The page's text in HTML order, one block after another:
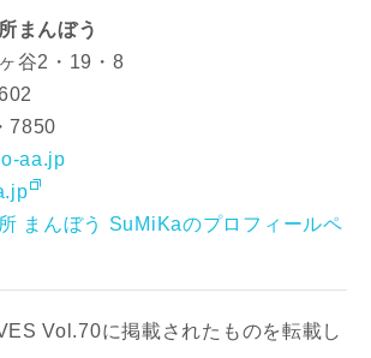
まんぼう
谷2・19・8
7850
aa.jp
まんぼう SuMiKaのプロフィールペ
Vol.70に掲載されたものを転載し